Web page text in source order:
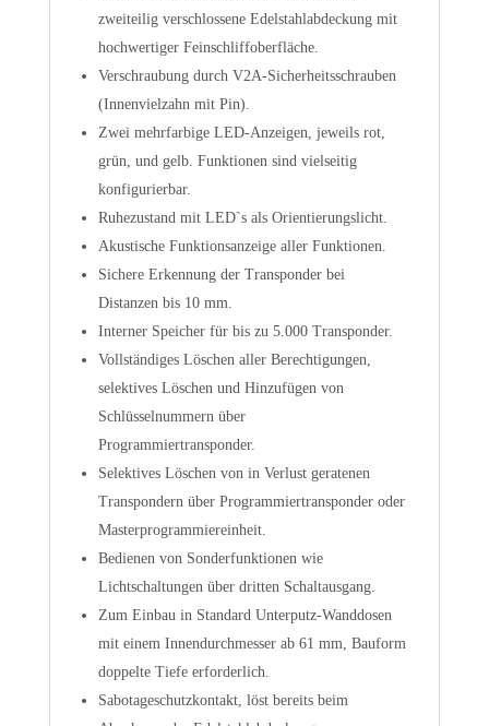
zweiteilig verschlossene Edelstahlabdeckung mit
hochwertiger Feinschliffoberfläche.
Verschraubung durch V2A-Sicherheitsschrauben
(Innenvielzahn mit Pin).
Zwei mehrfarbige LED-Anzeigen, jeweils rot,
grün, und gelb. Funktionen sind vielseitig
konfigurierbar.
Ruhezustand mit LED`s als Orientierungslicht.
Akustische Funktionsanzeige aller Funktionen.
Sichere Erkennung der Transponder bei
Distanzen bis 10 mm.
Interner Speicher für bis zu 5.000 Transponder.
Vollständiges Löschen aller Berechtigungen,
selektives Löschen und Hinzufügen von
Schlüsselnummern über
Programmiertransponder.
Selektives Löschen von in Verlust geratenen
Transpondern über Programmiertransponder oder
Masterprogrammiereinheit.
Bedienen von Sonderfunktionen wie
Lichtschaltungen über dritten Schaltausgang.
Zum Einbau in Standard Unterputz-Wanddosen
mit einem Innendurchmesser ab 61 mm, Bauform
doppelte Tiefe erforderlich.
Sabotageschutzkontakt, löst bereits beim